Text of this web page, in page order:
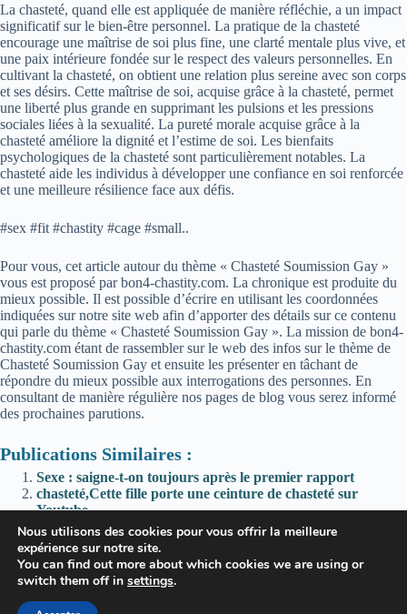
La chasteté, quand elle est appliquée de manière réfléchie, a un impact
significatif sur le bien-être personnel. La pratique de la chasteté
encourage une maîtrise de soi plus fine, une clarté mentale plus vive, et
une paix intérieure fondée sur le respect des valeurs personnelles. En
cultivant la chasteté, on obtient une relation plus sereine avec son corps
et ses désirs. Cette maîtrise de soi, acquise grâce à la chasteté, permet
une liberté plus grande en supprimant les pulsions et les pressions
sociales liées à la sexualité. La pureté morale acquise grâce à la
chasteté améliore la dignité et l’estime de soi. Les bienfaits
psychologiques de la chasteté sont particulièrement notables. La
chasteté aide les individus à développer une confiance en soi renforcée
et une meilleure résilience face aux défis.
#sex #fit #chastity #cage #small..
Pour vous, cet article autour du thème « Chasteté Soumission Gay »
vous est proposé par bon4-chastity.com. La chronique est produite du
mieux possible. Il est possible d’écrire en utilisant les coordonnées
indiquées sur notre site web afin d’apporter des détails sur ce contenu
qui parle du thème « Chasteté Soumission Gay ». La mission de bon4-
chastity.com étant de rassembler sur le web des infos sur le thème de
Chasteté Soumission Gay et ensuite les présenter en tâchant de
répondre du mieux possible aux interrogations des personnes. En
consultant de manière régulière nos pages de blog vous serez informé
des prochaines parutions.
Publications Similaires :
Sexe : saigne-t-on toujours après le premier rapport
chasteté,Cette fille porte une ceinture de chasteté sur
Youtube
Reddit (*): I’m going out for drinks with friends, keys are
coming with me ofc. Hope not to lose them 😏
Reddit (*): Strong desire to eat healthier when practicing?
Nous utilisons des cookies pour vous offrir la meilleure
expérience sur notre site.
You can find out more about which cookies we are using or
switch them off in settings.